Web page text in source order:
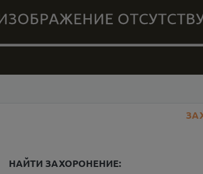
НАЙТИ ЗАХОРОНЕНИЕ: